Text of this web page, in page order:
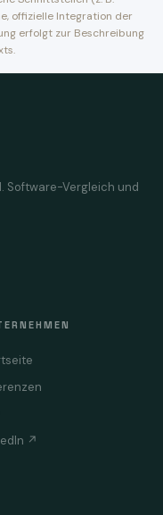
offizielle Integration der
erfolgt zur Beschreibung
Software-Vergleich und
↗